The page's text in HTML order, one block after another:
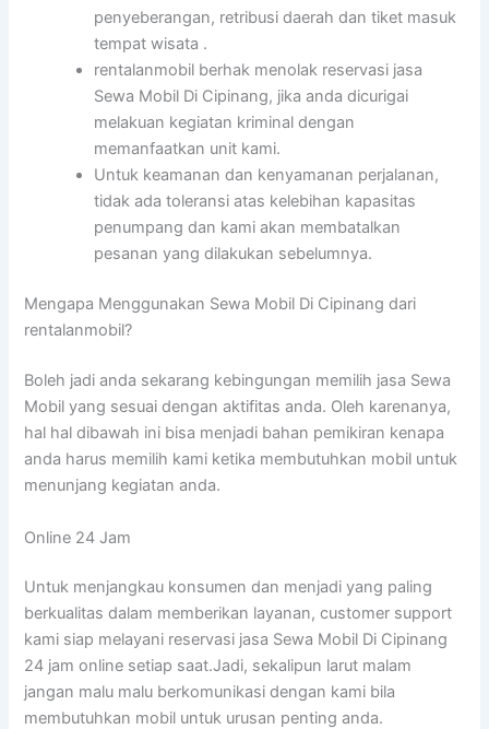
penyeberangan, retribusi daerah dan tiket masuk
tempat wisata .
rentalanmobil berhak menolak reservasi jasa
Sewa Mobil Di Cipinang, jika anda dicurigai
melakuan kegiatan kriminal dengan
memanfaatkan unit kami.
Untuk keamanan dan kenyamanan perjalanan,
tidak ada toleransi atas kelebihan kapasitas
penumpang dan kami akan membatalkan
pesanan yang dilakukan sebelumnya.
Mengapa Menggunakan Sewa Mobil Di Cipinang dari
rentalanmobil?
Boleh jadi anda sekarang kebingungan memilih jasa Sewa
Mobil yang sesuai dengan aktifitas anda. Oleh karenanya,
hal hal dibawah ini bisa menjadi bahan pemikiran kenapa
anda harus memilih kami ketika membutuhkan mobil untuk
menunjang kegiatan anda.
Online 24 Jam
Untuk menjangkau konsumen dan menjadi yang paling
berkualitas dalam memberikan layanan, customer support
kami siap melayani reservasi jasa Sewa Mobil Di Cipinang
24 jam online setiap saat.Jadi, sekalipun larut malam
jangan malu malu berkomunikasi dengan kami bila
membutuhkan mobil untuk urusan penting anda.